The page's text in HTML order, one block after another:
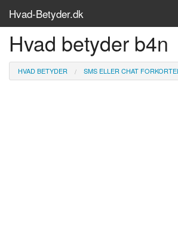
Hvad-Betyder.dk
Om siden
Søg...
Hvad betyder b4n
HVAD BETYDER SMS ELLER CHAT